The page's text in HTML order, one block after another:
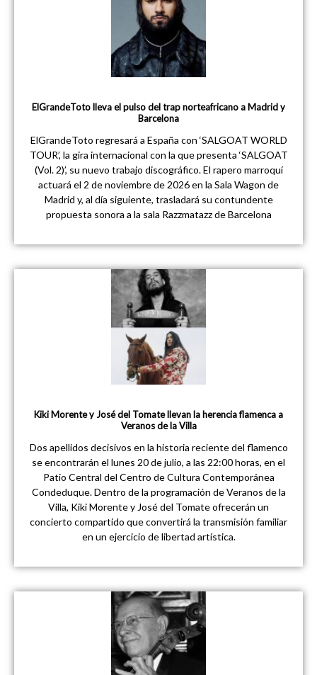
ElGrandeToto lleva el pulso del trap norteafricano a Madrid y
Barcelona
ElGrandeToto regresará a España con ‘SALGOAT WORLD
TOUR’, la gira internacional con la que presenta ‘SALGOAT
(Vol. 2)’, su nuevo trabajo discográfico. El rapero marroquí
actuará el 2 de noviembre de 2026 en la Sala Wagon de
Madrid y, al día siguiente, trasladará su contundente
propuesta sonora a la sala Razzmatazz de Barcelona
Kiki Morente y José del Tomate llevan la herencia flamenca a
Veranos de la Villa
Dos apellidos decisivos en la historia reciente del flamenco
se encontrarán el lunes 20 de julio, a las 22:00 horas, en el
Patio Central del Centro de Cultura Contemporánea
Condeduque. Dentro de la programación de Veranos de la
Villa, Kiki Morente y José del Tomate ofrecerán un
concierto compartido que convertirá la transmisión familiar
en un ejercicio de libertad artística.